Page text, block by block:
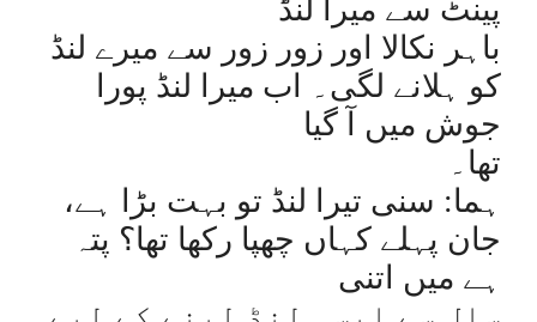
پینٹ سے میرا لنڈ
باہر نکالا اور زور زور سے میرے لنڈ
کو ہلانے لگی۔ اب میرا لنڈ پورا
جوش میں آ گیا
تھا۔
ہما: سنی تیرا لنڈ تو بہت بڑا ہے،
جان پہلے کہاں چھپا رکھا تھا؟ پتہ
ہے میں اتنی